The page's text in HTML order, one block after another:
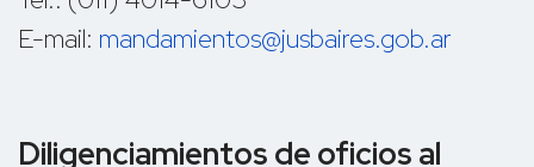
E-mail: mandamientos@jusbaires.gob.ar
Diligenciamientos de oficios al